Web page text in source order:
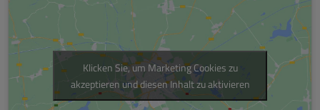
Klicken Sie, um Marketing Cookies zu
akzeptieren und diesen Inhalt zu aktivieren